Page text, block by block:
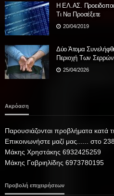
Η ΕΛ.ΑΣ.
Τι Να Προσέξετε
20/04/2019
Δύο Άτομα
Περιοχή Των Σερρών.
25/04/2026
Ακρόαση
Παρουσιάζονται προβλήματα κατά
Επικοινωνήστε μαζί μας...... στο
Μάκης Χρηστάκης 6932425259
Μάκης Γαβριηλίδης 6973780195
Προβολή επιχειρήσεων